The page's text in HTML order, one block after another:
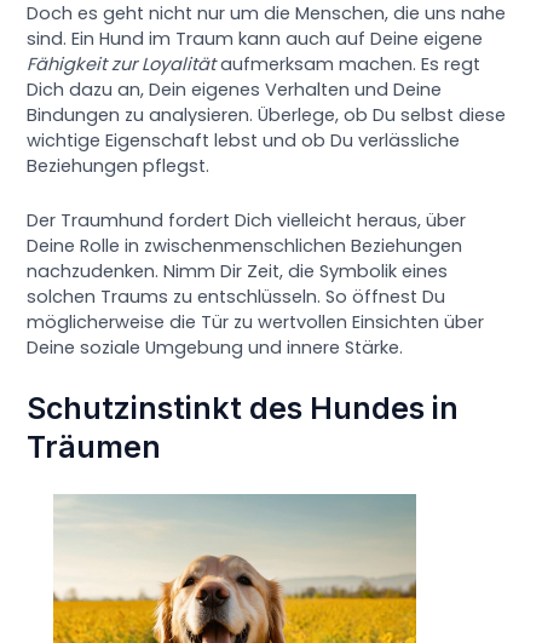
Doch es geht nicht nur um die Menschen, die uns nahe
sind. Ein Hund im Traum kann auch auf Deine eigene
Fähigkeit zur Loyalitätaufmerksam machen. Es regt
Dich dazu an, Dein eigenes Verhalten und Deine
Bindungen zu analysieren. Überlege, ob Du selbst diese
wichtige Eigenschaft lebst und ob Du verlässliche
Beziehungen pflegst.
Der Traumhund fordert Dich vielleicht heraus, über
Deine Rolle in zwischenmenschlichen Beziehungen
nachzudenken. Nimm Dir Zeit, die Symbolik eines
solchen Traums zu entschlüsseln. So öffnest Du
möglicherweise die Tür zu wertvollen Einsichten über
Deine soziale Umgebung und innere Stärke.
Schutzinstinkt des Hundes in
Träumen